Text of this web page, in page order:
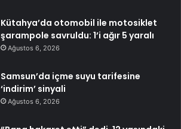
Kütahya’da otomobil ile motosiklet
şarampole savruldu: 1’i ağır 5 yaralı
Ağustos 6, 2026
Samsun’da içme suyu tarifesine
‘indirim’ sinyali
Ağustos 6, 2026